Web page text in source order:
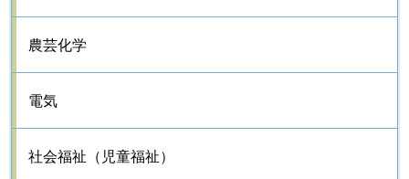
農芸化学
電気
社会福祉（児童福祉）